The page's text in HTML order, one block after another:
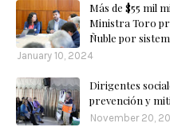
Más de $55 mil
Ministra Toro
Ñuble por
January 10, 2024
Dirigentes
prevención y
November 20,